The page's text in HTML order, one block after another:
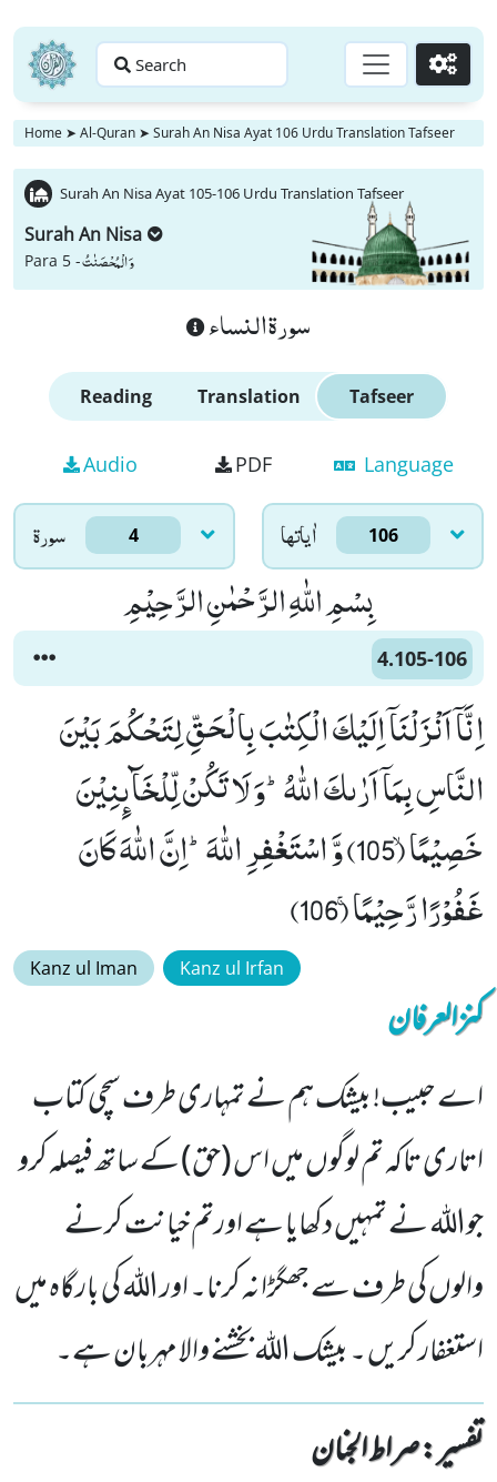
Search Go
Home ➤ Al-Quran ➤ Surah An Nisa Ayat 106 Urdu Translation Tafseer
Surah An Nisa Ayat 105-106 Urdu Translation Tafseer
Surah An Nisa
Para 5 -وَ الْمُحْصَنٰتُ
سورة النساء
Reading Translation Tafseer
Audio PDF Language
سورۃ 4 اٰياتها 106
بِسْمِ اللّٰهِ الرَّحْمٰنِ الرَّحِیْمِ
4.105-106
اِنَّاۤ اَنْزَلْنَاۤ اِلَیْكَ الْكِتٰبَ بِالْحَقِّ لِتَحْكُمَ بَیْنَ
النَّاسِ بِمَاۤ اَرٰىكَ اللّٰهُؕ-وَ لَا تَكُنْ لِّلْخَآىٕنِیْنَ
خَصِیْمًاۙ (105) وَّ اسْتَغْفِرِ اللّٰهَؕ-اِنَّ اللّٰهَ كَانَ
غَفُوْرًا رَّحِیْمًاۚ (106)
Kanz ul Iman Kanz ul Irfan
کنزالعرفان
اے حبیب! بیشک ہم نے تمہاری طرف سچی کتاب
اتاری تاکہ تم لوگوں میں اس (حق) کے ساتھ فیصلہ کرو
جواللہ نے تمہیں دکھایا ہے اورتم خیانت کرنے
والوں کی طرف سے جھگڑا نہ کرنا۔ اور اللہ کی بارگاہ میں
استغفار کریں ۔ بیشک اللہ بخشنے والا مہربان ہے۔
تفسیر : ‎صراط الجنان